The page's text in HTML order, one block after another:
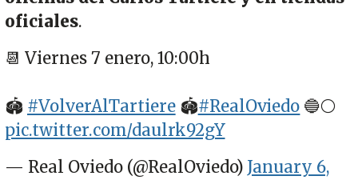
oficiales.
📆 Viernes 7 enero, 10:00h
🏟 #VolverAlTartiere🏟#RealOviedo 🔵⚪
pic.twitter.com/daulrk92gY
— Real Oviedo (@RealOviedo) January 6,